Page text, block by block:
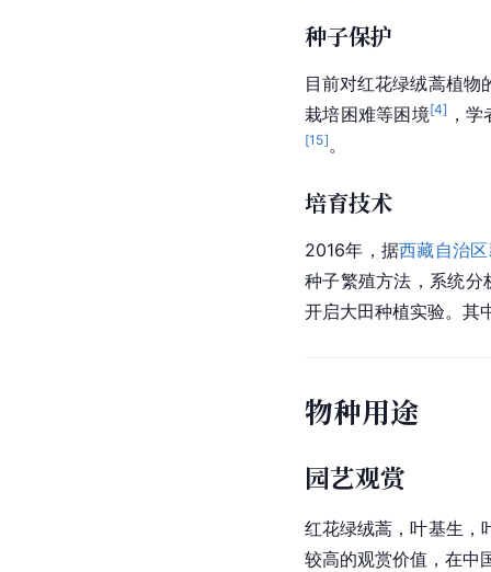
种子保护
目前对红花绿绒蒿植物
栽培困难等困境[4] ，
[15]。
培育技术
2016年，据西藏自治
种子繁殖方法，系统
开启大田种植实验。其
物种用途
园艺观赏
红花绿绒蒿，叶基生，
较高的观赏价值，在中